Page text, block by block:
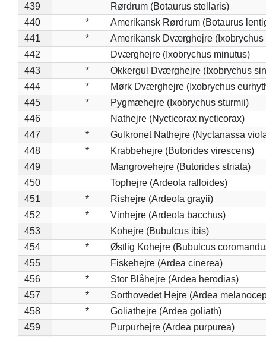
439
Rørdrum (Botaurus stellaris)
440
*
Amerikansk Rørdrum (Botaurus
441
*
Amerikansk Dværghejre (Ixobrychus
442
Dværghejre (Ixobrychus minutus)
443
*
Okkergul Dværghejre (Ixobrychus
444
*
Mørk Dværghejre (Ixobrychus
445
*
Pygmæhejre (Ixobrychus sturmii)
446
Nathejre (Nycticorax nycticorax)
447
*
Gulkronet Nathejre (Nyctanassa
448
*
Krabbehejre (Butorides virescens)
449
Mangrovehejre (Butorides striata)
450
Tophejre (Ardeola ralloides)
451
*
Rishejre (Ardeola grayii)
452
*
Vinhejre (Ardeola bacchus)
453
Kohejre (Bubulcus ibis)
454
*
Østlig Kohejre (Bubulcus
455
Fiskehejre (Ardea cinerea)
456
*
Stor Blåhejre (Ardea herodias)
457
*
Sorthovedet Hejre (Ardea
458
*
Goliathejre (Ardea goliath)
459
Purpurhejre (Ardea purpurea)